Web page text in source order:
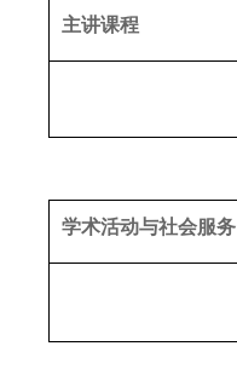
主讲课程
学术活动与社会服务